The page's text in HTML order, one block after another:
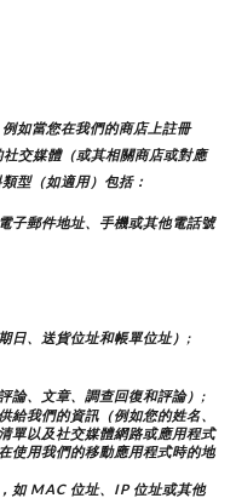
如當您在我們的商店上註冊
交媒體（或其相關商店或對應
型（如適用）包括：
子郵件地址、手機或其他電話號
日、送貨位址和帳單位址）;
論、文章、調查回復和評論）;
給我們的資訊（例如您的姓名、
單以及社交媒體網路或應用程式
使用我們的移動應用程式時的地
如 MAC 位址、IP 位址或其他